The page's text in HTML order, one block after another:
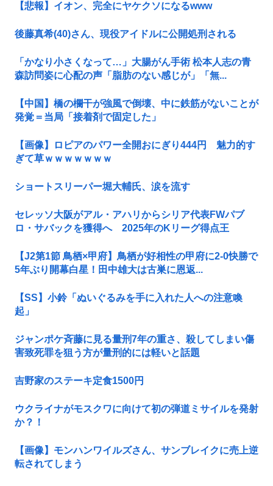
【悲報】イオン、完全にヤケクソになるwww
後藤真希(40)さん、現役アイドルに公開処刑される
「かなり小さくなって…」大腸がん手術 松本人志の青
森訪問姿に心配の声「脂肪のない感じが」「無...
【中国】橋の欄干が強風で倒壊、中に鉄筋がないことが
発覚＝当局「接着剤で固定した」
【画像】ロピアのパワー全開おにぎり444円 魅力的す
ぎて草ｗｗｗｗｗｗｗ
ショートスリーパー堀大輔氏、涙を流す
セレッソ大阪がアル・アハリからシリア代表FWパブ
ロ・サバックを獲得へ 2025年のKリーグ得点王
【J2第1節 鳥栖×甲府】鳥栖が好相性の甲府に2-0快勝で
5年ぶり開幕白星！田中雄大は古巣に恩返...
【SS】小鈴「ぬいぐるみを手に入れた人への注意喚
起」
ジャンポケ斉藤に見る量刑7年の重さ、殺してしまい傷
害致死罪を狙う方が量刑的には軽いと話題
吉野家のステーキ定食1500円
ウクライナがモスクワに向けて初の弾道ミサイルを発射
か？！
【画像】モンハンワイルズさん、サンブレイクに売上逆
転されてしまう